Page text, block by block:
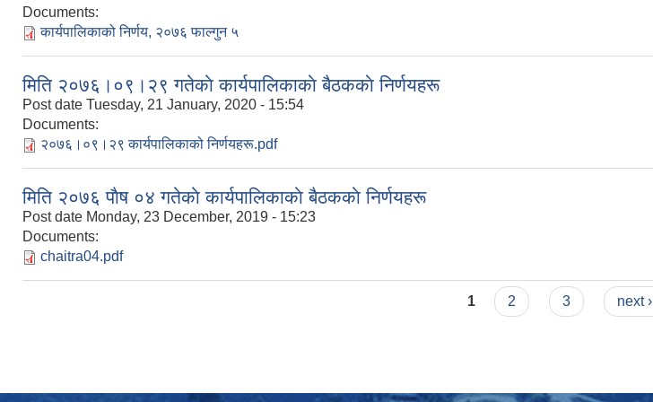
Documents:
कार्यपालिकाको निर्णय, २०७६ फाल्गुन ५
मिति २०७६।०९।२९ गतेकाे कार्यपालिकाकाे बैठककाे निर्णयहरू
Post date Tuesday, 21 January, 2020 - 15:54
Documents:
२०७६।०९।२९ कार्यपालिकाको निर्णयहरू.pdf
मिति २०७६ पाैष ०४ गतेकाे कार्यपालिकाकाे बैठककाे निर्णयहरू
Post date Monday, 23 December, 2019 - 15:23
Documents:
chaitra04.pdf
1 2 3 next ›